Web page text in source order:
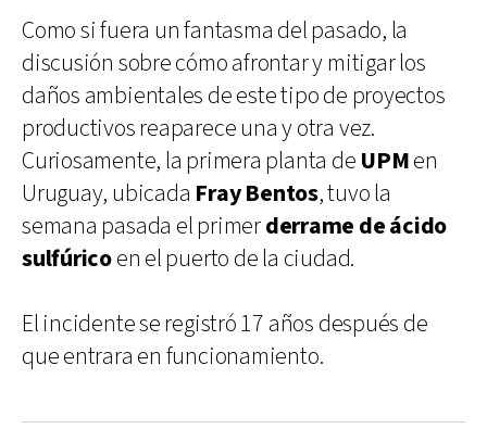
Como si fuera un fantasma del pasado, la
discusión sobre cómo afrontar y mitigar los
daños ambientales de este tipo de proyectos
productivos reaparece una y otra vez.
Curiosamente, la primera planta de UPMen
Uruguay, ubicada FrayBentos, tuvo la
semana pasada el primerderrame de ácido
sulfúricoen el puerto de la ciudad.
El incidente se registró 17 años después de
que entrara en funcionamiento.